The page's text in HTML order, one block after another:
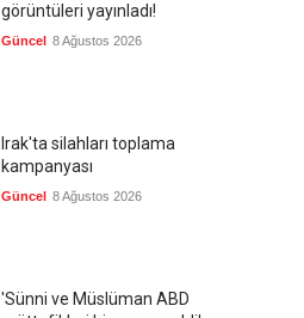
görüntüleri yayınladı!
Güncel 8 Ağustos 2026
Irak'ta silahları toplama
kampanyası
Güncel 8 Ağustos 2026
'Sünni ve Müslüman ABD